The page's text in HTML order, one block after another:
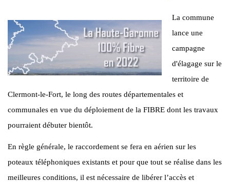
La commune
lance une
campagne
d'élagage sur le
territoire de
Clermont-le-Fort, le long des routes départementales et
communales en vue du déploiement de la FIBRE dont les travaux
pourraient débuter bientôt.
En règle générale, le raccordement se fera en aérien sur les
poteaux téléphoniques existants et pour que tout se réalise dans les
meilleures conditions, il est nécessaire de libérer l’accès et